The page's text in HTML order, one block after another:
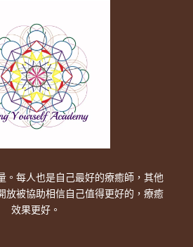
。每人也是自己最好的療癒師，其他
放被協助相信自己值得更好的，療癒
效果更好。